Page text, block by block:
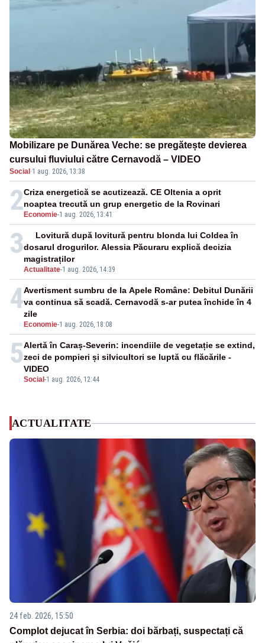
Mobilizare pe Dunărea Veche: se pregătește devierea
cursului fluviului către Cernavodă – VIDEO
Social ·1 aug. 2026, 13:38
2 Economie-1 aug. 2026, 13:41
Criza energetică se acutizează. CE Oltenia a oprit
noaptea trecută un grup energetic de la Rovinari
3
Actualitate-1 aug. 2026, 14:39
Lovitură după lovitură pentru blonda lui Coldea în
dosarul drogurilor. Alessia Păcuraru explică decizia
magistraților
4
Economie-1 aug. 2026, 18:08
Avertisment sumbru de la Apele Române: Debitul Dunării
va continua să scadă. Cernavodă s-ar putea închide în 4
zile
5
Social -1 aug. 2026, 12:44
Alertă în Caraș-Severin: incendiile de vegetație se extind,
zeci de pompieri și silvicultori se luptă cu flăcările -
VIDEO
ACTUALITATE
24 feb. 2026, 15:50
Complot dejucat în Serbia: doi bărbați, suspectați că